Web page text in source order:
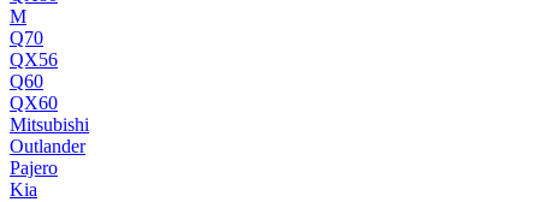
M
Q70
QX56
Q60
QX60
Mitsubishi
Outlander
Pajero
Kia